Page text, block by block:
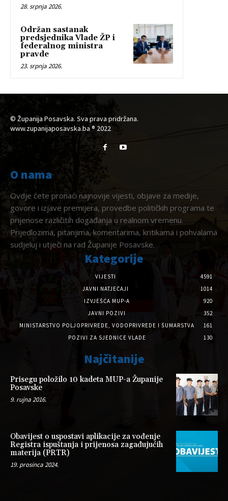
28. srpnja 2026.
Održan sastanak
predsjednika Vlade ŽP i
federalnog ministra
pravde
23. srpnja 2026.
© Županija Posavska. Sva prava pridržana.
www.zupanijaposavska.ba ® 2022
O nama
Ovdje ćete pronaći najnovije vijesti, objave za medije,
govore i izjave premijera, provedbe političkih programa te
prijenose različitih događanja u realnom vremenu.
Prijedlozima, pitanjima, komentarima, kritikama i pohvalama
sudjeluj i utječi na rad Županije Posavske.
Kategorije
VIJESTI
4591
JAVNI NATJEČAJI
1014
IZVJEŠĆA MUP-A
920
JAVNI POZIVI
352
MINISTARSTVO POLJOPRIVREDE, VODOPRIVREDE I ŠUMARSTVA
161
POZIVI ZA SJEDNICE VLADE
130
Najčitanije
Prisegu položilo 10 kadeta MUP-a Županije
Posavske
9. rujna 2016.
Obavijest o uspostavi aplikacije za vođenje
Registra ispuštanja i prijenosa zagađujućih
materija (PRTR)
19. prosinca 2024.